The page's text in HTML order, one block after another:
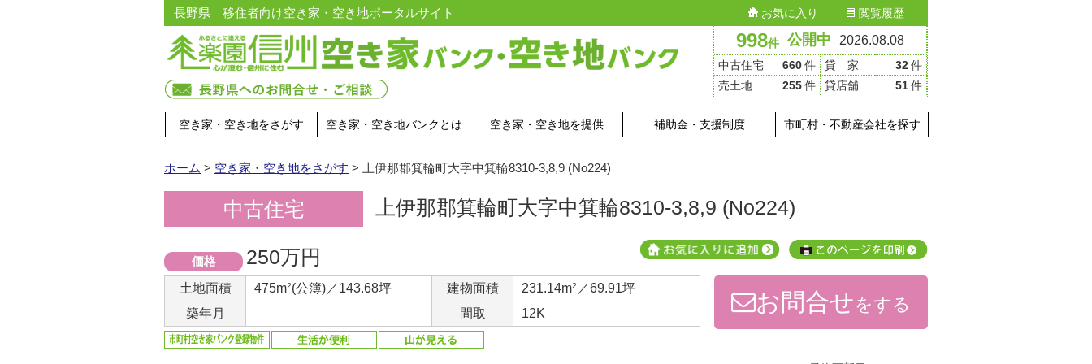
998件 公開中 2026.08.08
中古住宅 660件 貸 家 32件
売土地
255件 貸店舗 51件
長野県 移住者向け空き家・空き地ポータルサイト お気に入り 閲覧履歴
空き家・空き地をさがす 空き家・空き地バンクとは 空き家・空き地を提供 補助金・支援制度 市町村・不動産会社を探す
ホーム > 空き家・空き地をさがす > 上伊那郡箕輪町大字中箕輪8310-3,8,9 (No224)
中古住宅 上伊那郡箕輪町大字中箕輪8310-3,8,9 (No224)
価格 250万円
土地面積 475m2(公簿)／143.68坪 建物面積 231.14m2 ／69.91坪
築年月
間取 12K お問合せをする